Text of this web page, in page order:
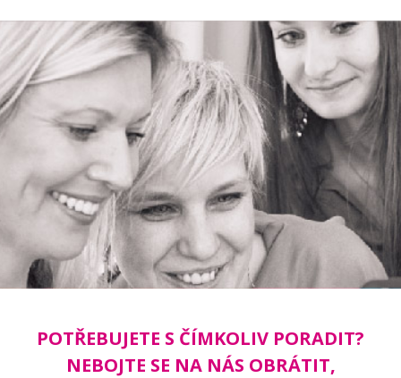
POTŘEBUJETE S ČÍMKOLIV PORADIT?
NEBOJTE SE NA NÁS OBRÁTIT,